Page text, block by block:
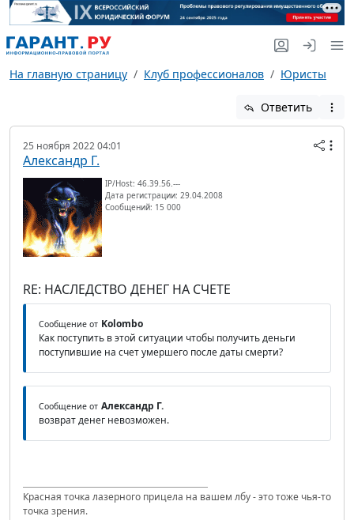
На главную страницу Клуб профессионалов Юристы
Ответить
25 ноября 2022 04:01
Александр Г.
IP/Host: 46.39.56.---
Дата регистрации: 29.04.2008
Сообщений: 15 000
RE: НАСЛЕДСТВО ДЕНЕГ НА СЧЕТЕ
Сообщение от Kolombo
Как поступить в этой ситуации чтобы получить деньги
поступившие на счет умершего после даты смерти?
Сообщение от Александр Г.
возврат денег невозможен.
Красная точка лазерного прицела на вашем лбу - это тоже чья-то
точка зрения.